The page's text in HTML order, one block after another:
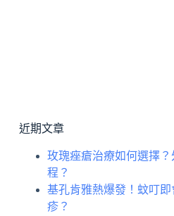
近期文章
玫瑰痤瘡治療如何選擇
程？
基孔肯雅熱爆發！蚊叮
疹？